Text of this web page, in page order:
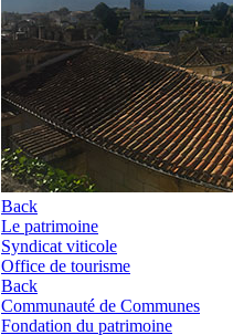
Back
Le patrimoine
Syndicat viticole
Office de tourisme
Back
Communauté de Communes
Fondation du patrimoine